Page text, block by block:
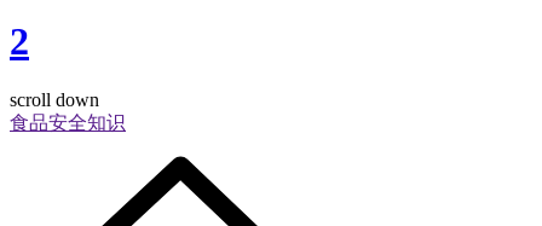
2
scroll down
食品安全知识